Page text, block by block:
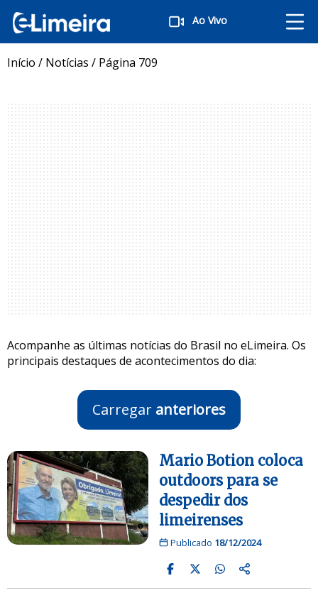
Ao Vivo
Início / Notícias / Página 709
Acompanhe as últimas notícias do Brasil no eLimeira. Os
principais destaques de acontecimentos do dia:
Carregar anteriores
Mario Botion coloca
outdoors para se
despedir dos
limeirenses
Publicado 18/12/2024